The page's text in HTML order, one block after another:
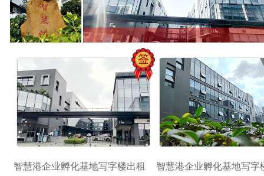
智慧港企业孵化基地写字楼出租 智慧港企业孵化基地写字